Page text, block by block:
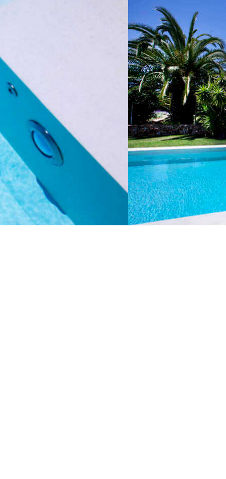
Piscine
privée.
Majorque,
Espagne